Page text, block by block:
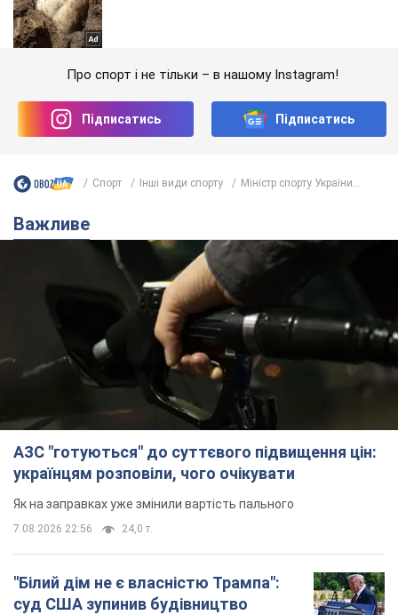
Про спорт і не тільки – в нашому Instagram!
Підписатись Підписатись
Спорт Інші види спорту Міністр спорту України...
Важливе
АЗС "готуються" до суттєвого підвищення цін:
українцям розповіли, чого очікувати
Як на заправках уже змінили вартість пального
7.08.2026 22:56 24,0 т.
"Білий дім не є власністю Трампа":
суд США зупинив будівництво